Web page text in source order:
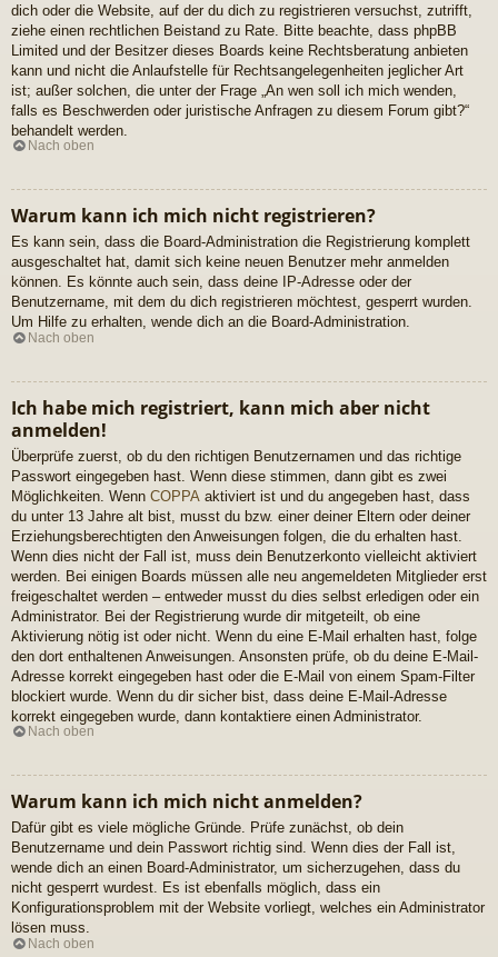
dich oder die Website, auf der du dich zu registrieren versuchst, zutrifft,
ziehe einen rechtlichen Beistand zu Rate. Bitte beachte, dass phpBB
Limited und der Besitzer dieses Boards keine Rechtsberatung anbieten
kann und nicht die Anlaufstelle für Rechtsangelegenheiten jeglicher Art
ist; außer solchen, die unter der Frage „An wen soll ich mich wenden,
falls es Beschwerden oder juristische Anfragen zu diesem Forum gibt?“
behandelt werden.
Nach oben
Warum kann ich mich nicht registrieren?
Es kann sein, dass die Board-Administration die Registrierung komplett
ausgeschaltet hat, damit sich keine neuen Benutzer mehr anmelden
können. Es könnte auch sein, dass deine IP-Adresse oder der
Benutzername, mit dem du dich registrieren möchtest, gesperrt wurden.
Um Hilfe zu erhalten, wende dich an die Board-Administration.
Nach oben
Ich habe mich registriert, kann mich aber nicht
anmelden!
Überprüfe zuerst, ob du den richtigen Benutzernamen und das richtige
Passwort eingegeben hast. Wenn diese stimmen, dann gibt es zwei
Möglichkeiten. Wenn COPPA aktiviert ist und du angegeben hast, dass
du unter 13 Jahre alt bist, musst du bzw. einer deiner Eltern oder deiner
Erziehungsberechtigten den Anweisungen folgen, die du erhalten hast.
Wenn dies nicht der Fall ist, muss dein Benutzerkonto vielleicht aktiviert
werden. Bei einigen Boards müssen alle neu angemeldeten Mitglieder erst
freigeschaltet werden – entweder musst du dies selbst erledigen oder ein
Administrator. Bei der Registrierung wurde dir mitgeteilt, ob eine
Aktivierung nötig ist oder nicht. Wenn du eine E-Mail erhalten hast, folge
den dort enthaltenen Anweisungen. Ansonsten prüfe, ob du deine E-Mail-
Adresse korrekt eingegeben hast oder die E-Mail von einem Spam-Filter
blockiert wurde. Wenn du dir sicher bist, dass deine E-Mail-Adresse
korrekt eingegeben wurde, dann kontaktiere einen Administrator.
Nach oben
Warum kann ich mich nicht anmelden?
Dafür gibt es viele mögliche Gründe. Prüfe zunächst, ob dein
Benutzername und dein Passwort richtig sind. Wenn dies der Fall ist,
wende dich an einen Board-Administrator, um sicherzugehen, dass du
nicht gesperrt wurdest. Es ist ebenfalls möglich, dass ein
Konfigurationsproblem mit der Website vorliegt, welches ein Administrator
lösen muss.
Nach oben